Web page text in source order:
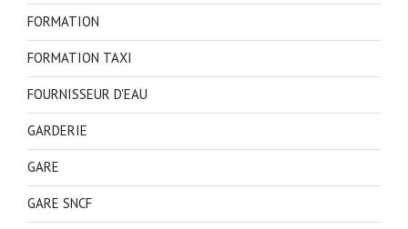
FORMATION
FORMATION TAXI
FOURNISSEUR D'EAU
GARDERIE
GARE
GARE SNCF